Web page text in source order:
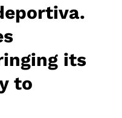
its
to